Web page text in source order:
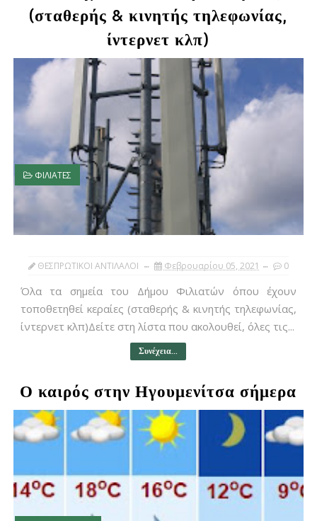
(σταθερής & κινητής τηλεφωνίας,
ίντερνετ κλπ)
ΦΙΛΙΑΤΕΣ
ΘΕΣΠΡΩΤΙΚΟΙ ΑΝΤΙΛΑΛΟΙ Φεβρουαρίου 05, 2021 0
Όλα τα σημεία του Δήμου Φιλιατών όπου έχουν
τοποθετηθεί κεραίες (σταθερής & κινητής τηλεφωνίας,
ίντερνετ κλπ)Δείτε στη λίστα που ακολουθεί, όλες τις...
Συνέχεια...
Ο καιρός στην Ηγουμενίτσα σήμερα